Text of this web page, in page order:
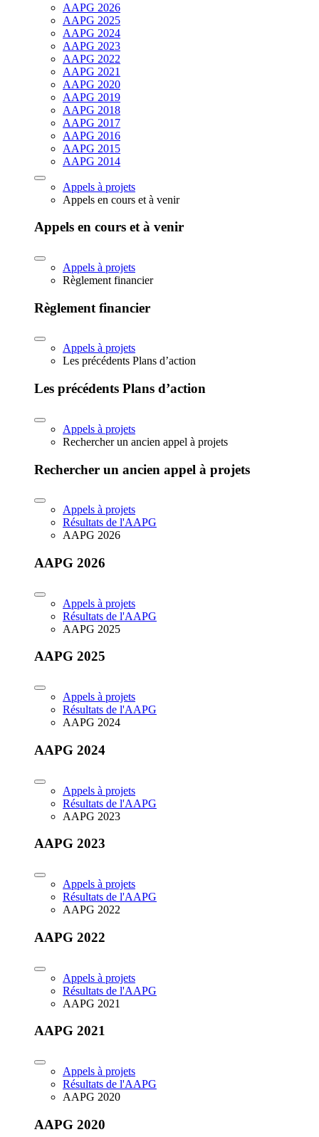
AAPG 2026
AAPG 2025
AAPG 2024
AAPG 2023
AAPG 2022
AAPG 2021
AAPG 2020
AAPG 2019
AAPG 2018
AAPG 2017
AAPG 2016
AAPG 2015
AAPG 2014
Appels à projets
Appels en cours et à venir
Appels en cours et à venir
Appels à projets
Règlement financier
Règlement financier
Appels à projets
Les précédents Plans d’action
Les précédents Plans d’action
Appels à projets
Rechercher un ancien appel à projets
Rechercher un ancien appel à projets
Appels à projets
Résultats de l'AAPG
AAPG 2026
AAPG 2026
Appels à projets
Résultats de l'AAPG
AAPG 2025
AAPG 2025
Appels à projets
Résultats de l'AAPG
AAPG 2024
AAPG 2024
Appels à projets
Résultats de l'AAPG
AAPG 2023
AAPG 2023
Appels à projets
Résultats de l'AAPG
AAPG 2022
AAPG 2022
Appels à projets
Résultats de l'AAPG
AAPG 2021
AAPG 2021
Appels à projets
Résultats de l'AAPG
AAPG 2020
AAPG 2020